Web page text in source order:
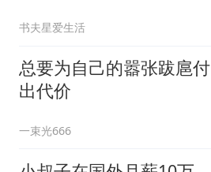
书夫星爱生活
总要为自己的嚣张跋扈付
出代价
一束光666